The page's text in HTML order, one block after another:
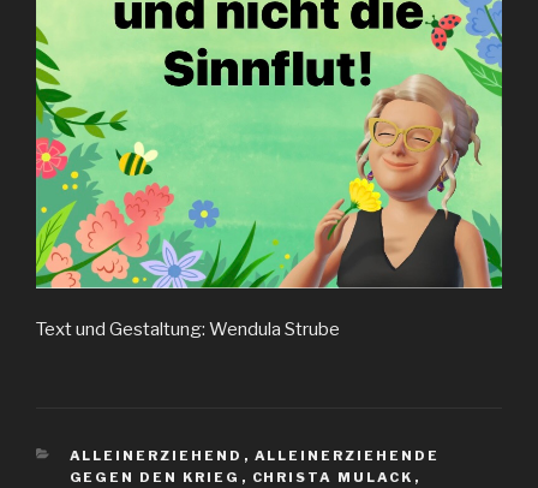
Text und Gestaltung: Wendula Strube
KATEGORIEN
ALLEINERZIEHEND , ALLEINERZIEHENDE
GEGEN DEN KRIEG , CHRISTA MULACK ,